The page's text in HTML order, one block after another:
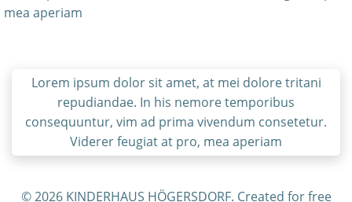
mea aperiam
Lorem ipsum dolor sit amet, at mei dolore tritani
repudiandae. In his nemore temporibus
consequuntur, vim ad prima vivendum consetetur.
Viderer feugiat at pro, mea aperiam
© 2026 KINDERHAUS HÖGERSDORF. Created for free